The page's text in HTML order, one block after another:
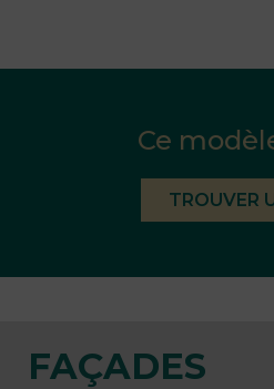
Ce
TROUVER
FAÇADES